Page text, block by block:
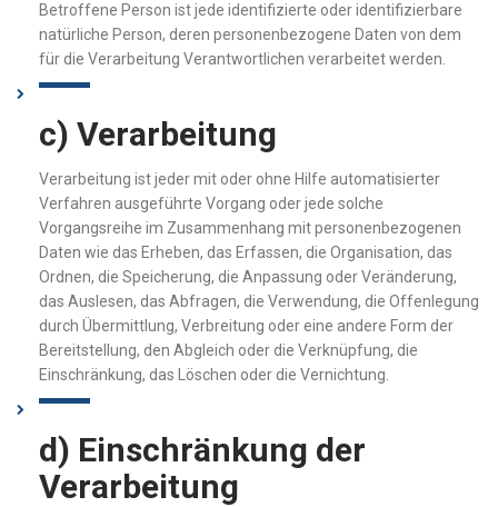
Betroffene Person ist jede identifizierte oder identifizierbare
natürliche Person, deren personenbezogene Daten von dem
für die Verarbeitung Verantwortlichen verarbeitet werden.
c) Verarbeitung
Verarbeitung ist jeder mit oder ohne Hilfe automatisierter
Verfahren ausgeführte Vorgang oder jede solche
Vorgangsreihe im Zusammenhang mit personenbezogenen
Daten wie das Erheben, das Erfassen, die Organisation, das
Ordnen, die Speicherung, die Anpassung oder Veränderung,
das Auslesen, das Abfragen, die Verwendung, die Offenlegung
durch Übermittlung, Verbreitung oder eine andere Form der
Bereitstellung, den Abgleich oder die Verknüpfung, die
Einschränkung, das Löschen oder die Vernichtung.
d) Einschränkung der
Verarbeitung